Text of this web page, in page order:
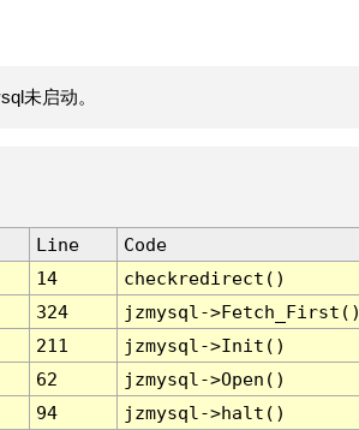
未启动。
Line
Code
14
checkredirect()
324
jzmysql-
211
jzmysql->Init()
62
jzmysql->Open()
94
jzmysql->halt()